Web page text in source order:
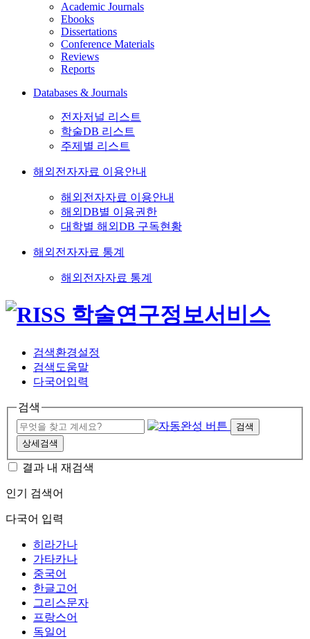
Academic Journals
Ebooks
Dissertations
Conference Materials
Reviews
Reports
Databases & Journals
전자저널 리스트
학술DB 리스트
주제별 리스트
해외전자자료 이용안내
해외전자자료 이용안내
해외DB별 이용권한
대학별 해외DB 구독현황
해외전자자료 통계
해외전자자료 통계
검색환경설정
검색도움말
다국어입력
검색
검색
상세검색
결과 내 재검색
인기 검색어
다국어 입력
히라가나
가타카나
중국어
한글고어
그리스문자
프랑스어
독일어